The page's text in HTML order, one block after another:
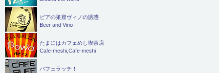
ビアの巣窟ヴィノの誘惑
Beer and Vino
たまにはカフェめし喫茶店
Cafe-meshi,Cafe-meshi
パフェラッチ！